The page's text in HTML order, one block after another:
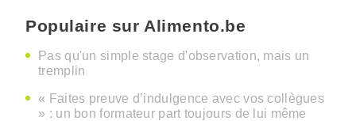
Populaire sur Alimento.be
Pas qu'un simple stage d'observation, mais un
tremplin
« Faites preuve d’indulgence avec vos collègues
» : un bon formateur part toujours de lui même